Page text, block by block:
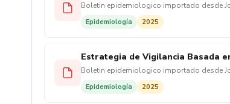
Boletin epidemiologico importado desde
Epidemiología 2025
Estrategia de Vigilancia Basada
Boletin epidemiologico importado desde
Epidemiología 2025